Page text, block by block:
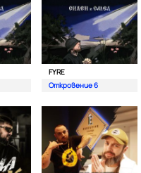
FYRE
Откровение 6